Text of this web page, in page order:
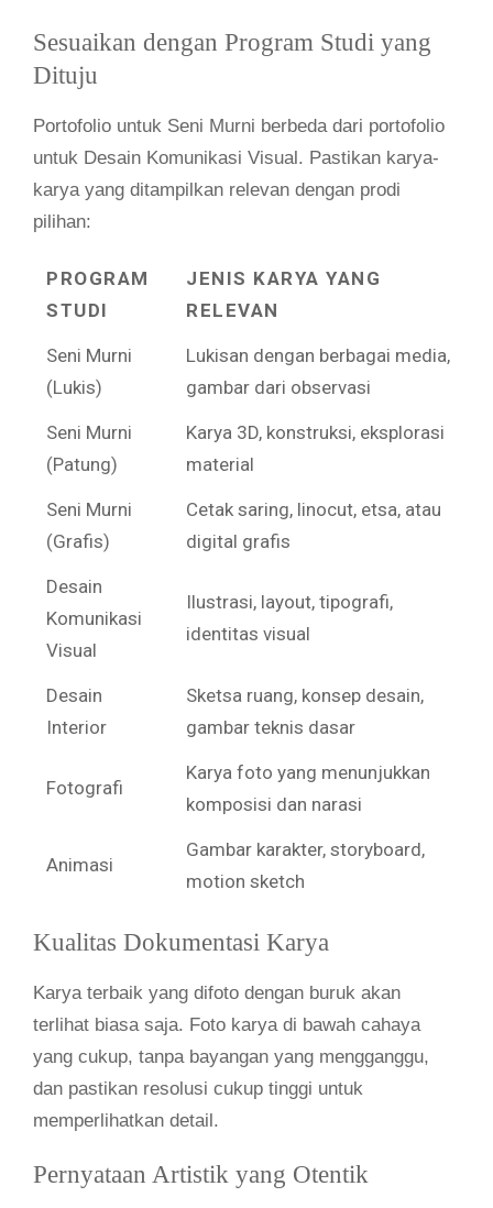
Sesuaikan dengan Program Studi yang
Dituju
Portofolio untuk Seni Murni berbeda dari portofolio
untuk Desain Komunikasi Visual. Pastikan karya-
karya yang ditampilkan relevan dengan prodi
pilihan:
PROGRAM
STUDI
JENIS KARYA YANG
RELEVAN
Seni Murni
(Lukis)
Lukisan dengan berbagai media,
gambar dari observasi
Seni Murni
(Patung)
Karya 3D, konstruksi, eksplorasi
material
Seni Murni
(Grafis)
Cetak saring, linocut, etsa, atau
digital grafis
Desain
Komunikasi
Visual
Ilustrasi, layout, tipografi,
identitas visual
Desain
Interior
Sketsa ruang, konsep desain,
gambar teknis dasar
Fotografi
Karya foto yang menunjukkan
komposisi dan narasi
Animasi
Gambar karakter, storyboard,
motion sketch
Kualitas Dokumentasi Karya
Karya terbaik yang difoto dengan buruk akan
terlihat biasa saja. Foto karya di bawah cahaya
yang cukup, tanpa bayangan yang mengganggu,
dan pastikan resolusi cukup tinggi untuk
memperlihatkan detail.
Pernyataan Artistik yang Otentik